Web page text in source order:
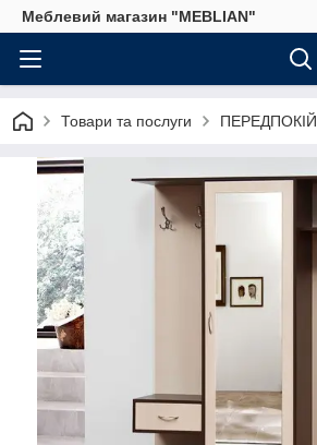
Меблевий магазин "MEBLIAN"
Товари та послуги ПЕРЕДПОКІЙ